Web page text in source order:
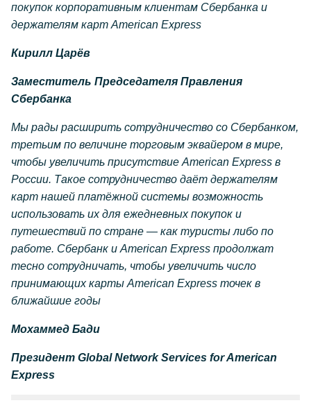
покупок корпоративным клиентам Сбербанка и
держателям карт American Express
Кирилл Царёв
Заместитель Председателя Правления
Сбербанка
Мы рады расширить сотрудничество со Сбербанком,
третьим по величине торговым эквайером в мире,
чтобы увеличить присутствие American Express в
России. Такое сотрудничество даёт держателям
карт нашей платёжной системы возможность
использовать их для ежедневных покупок и
путешествий по стране — как туристы либо по
работе. Сбербанк и American Express продолжат
тесно сотрудничать, чтобы увеличить число
принимающих карты American Express точек в
ближайшие годы
Мохаммед Бади
Президент Global Network Services for American
Express